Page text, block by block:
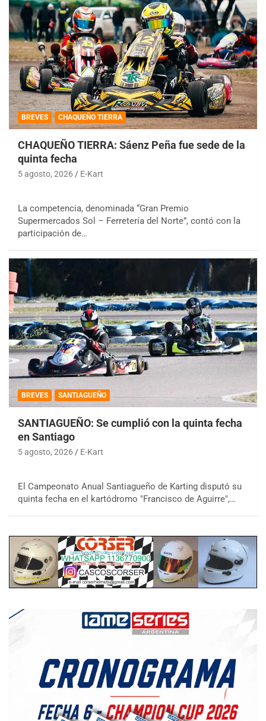
BREVES CHAQUEÑO TIERRA
CHAQUEÑO TIERRA: Sáenz Peña fue sede de la
quinta fecha
5 agosto, 2026 E-Kart
La competencia, denominada “Gran Premio
Supermercados Sol – Ferretería del Norte”, contó con la
participación de…
BREVES SANTIAGUEÑO
SANTIAGUEÑO: Se cumplió con la quinta fecha
en Santiago
5 agosto, 2026 E-Kart
El Campeonato Anual Santiagueño de Karting disputó su
quinta fecha en el kartódromo "Francisco de Aguirre",…